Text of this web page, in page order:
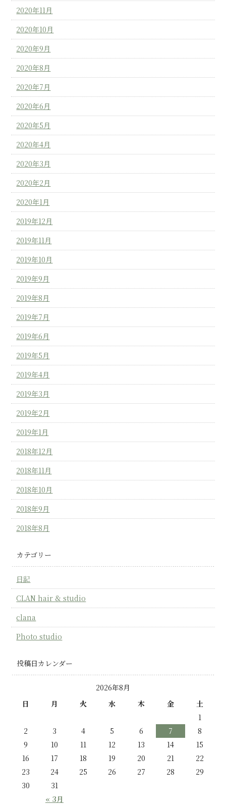
2020年11月
2020年10月
2020年9月
2020年8月
2020年7月
2020年6月
2020年5月
2020年4月
2020年3月
2020年2月
2020年1月
2019年12月
2019年11月
2019年10月
2019年9月
2019年8月
2019年7月
2019年6月
2019年5月
2019年4月
2019年3月
2019年2月
2019年1月
2018年12月
2018年11月
2018年10月
2018年9月
2018年8月
カテゴリー
日記
CLAN hair & studio
clana
Photo studio
投稿日カレンダー
2026年8月
日
月 火 水 木 金 土
« 3月
1
2
3 4 5 6 7
8
9
10 11 12 13 14
15
16
17 18 19 20 21
22
23
24 25 26 27 28
29
30
31